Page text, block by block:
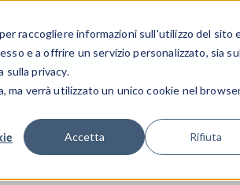
raccogliere informazioni sull'utilizzo del sito
e a offrire un servizio personalizzato, sia
sulla privacy.
verrà utilizzato un unico cookie nel
Accetta Rifiuta
GALLERIA DEI VIDEO